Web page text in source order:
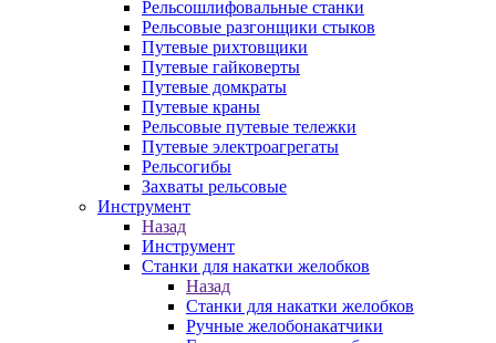
Рельсошлифовальные станки
Рельсовые разгонщики стыков
Путевые рихтовщики
Путевые гайковерты
Путевые домкраты
Путевые краны
Рельсовые путевые тележки
Путевые электроагрегаты
Рельсогибы
Захваты рельсовые
Инструмент
Назад
Инструмент
Станки для накатки желобков
Назад
Станки для накатки желобков
Ручные желобонакатчики